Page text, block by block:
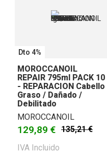
Dto 4%
MOROCCANOIL
REPAIR 795ml PACK 10
- REPARACION Cabello
Graso / Dañado /
Debilitado
MOROCCANOIL
129,89 € 135,21 €
IVA Incluido